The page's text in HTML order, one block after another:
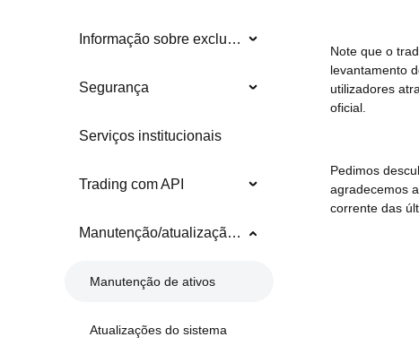
Informação sobre exclusões
Segurança
Serviços institucionais
Trading com API
Manutenção/atualização do sistema
Manutenção de ativos
Atualizações do sistema
Note que o
levantamento
utilizadores
oficial.
Pedimos
agradecemos
corrente das